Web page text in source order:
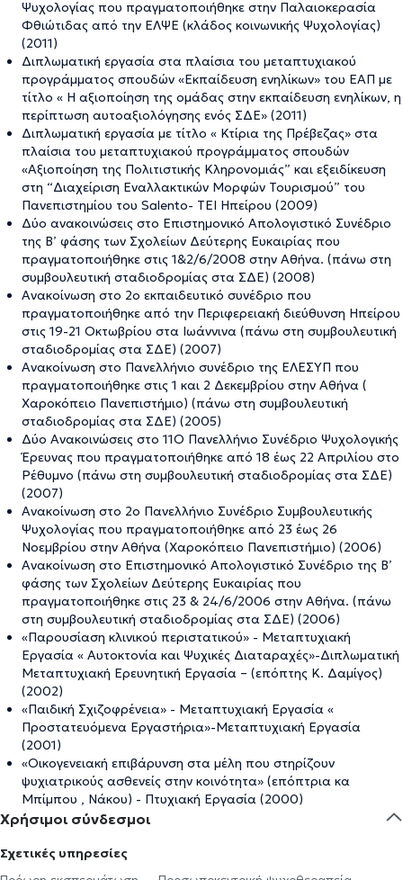
Ψυχολογίας που πραγματοποιήθηκε στην Παλαιοκερασία
Φθιώτιδας από την ΕΛΨΕ (κλάδος κοινωνικής Ψυχολογίας)
(2011)
Διπλωματική εργασία στα πλαίσια του μεταπτυχιακού
προγράμματος σπουδών «Εκπαίδευση ενηλίκων» του ΕΑΠ με
τίτλο « Η αξιοποίηση της ομάδας στην εκπαίδευση ενηλίκων, η
περίπτωση αυτοαξιολόγησης ενός ΣΔΕ» (2011)
Διπλωματική εργασία με τίτλο « Κτίρια της Πρέβεζας» στα
πλαίσια του μεταπτυχιακού προγράμματος σπουδών
«Αξιοποίηση της Πολιτιστικής Κληρονομιάς” και εξειδίκευση
στη “Διαχείριση Εναλλακτικών Μορφών Τουρισμού” του
Πανεπιστημίου του Salento- ΤΕΙ Ηπείρου (2009)
Δύο ανακοινώσεις στο Επιστημονικό Απολογιστικό Συνέδριο
της Β’ φάσης των Σχολείων Δεύτερης Ευκαιρίας που
πραγματοποιήθηκε στις 1&2/6/2008 στην Αθήνα. (πάνω στη
συμβουλευτική σταδιοδρομίας στα ΣΔΕ) (2008)
Ανακοίνωση στο 2ο εκπαιδευτικό συνέδριο που
πραγματοποιήθηκε από την Περιφερειακή διεύθυνση Ηπείρου
στις 19-21 Οκτωβρίου στα Ιωάννινα (πάνω στη συμβουλευτική
σταδιοδρομίας στα ΣΔΕ) (2007)
Ανακοίνωση στο Πανελλήνιο συνέδριο της ΕΛΕΣΥΠ που
πραγματοποιήθηκε στις 1 και 2 Δεκεμβρίου στην Αθήνα (
Χαροκόπειο Πανεπιστήμιο) (πάνω στη συμβουλευτική
σταδιοδρομίας στα ΣΔΕ) (2005)
Δύο Ανακοινώσεις στο 11Ο Πανελλήνιο Συνέδριο Ψυχολογικής
Έρευνας που πραγματοποιήθηκε από 18 έως 22 Απριλίου στο
Ρέθυμνο (πάνω στη συμβουλευτική σταδιοδρομίας στα ΣΔΕ)
(2007)
Ανακοίνωση στο 2ο Πανελλήνιο Συνέδριο Συμβουλευτικής
Ψυχολογίας που πραγματοποιήθηκε από 23 έως 26
Νοεμβρίου στην Αθήνα (Χαροκόπειο Πανεπιστήμιο) (2006)
Ανακοίνωση στο Επιστημονικό Απολογιστικό Συνέδριο της Β’
φάσης των Σχολείων Δεύτερης Ευκαιρίας που
πραγματοποιήθηκε στις 23 & 24/6/2006 στην Αθήνα. (πάνω
στη συμβουλευτική σταδιοδρομίας στα ΣΔΕ) (2006)
«Παρουσίαση κλινικού περιστατικού» - Μεταπτυχιακή
Εργασία « Αυτοκτονία και Ψυχικές Διαταραχές»-Διπλωματική
Μεταπτυχιακή Ερευνητική Εργασία – (επόπτης Κ. Δαμίγος)
(2002)
«Παιδική Σχιζοφρένεια» - Μεταπτυχιακή Εργασία «
Προστατευόμενα Εργαστήρια»-Μεταπτυχιακή Εργασία
(2001)
«Οικογενειακή επιβάρυνση στα μέλη που στηρίζουν
ψυχιατρικούς ασθενείς στην κοινότητα» (επόπτρια κα
Μπίμπου , Νάκου) - Πτυχιακή Εργασία (2000)
Χρήσιμοι σύνδεσμοι
Σχετικές υπηρεσίες